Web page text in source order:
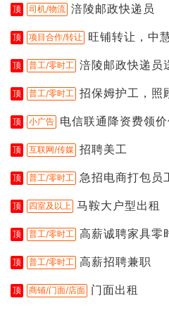
顶 司机/物流 涪陵邮政快递员
顶 项目合作/转让 旺铺转让，中
顶 普工/零时工 涪陵邮政快递员
顶 普工/零时工 招保姆护工，照
顶 小广告 电信联通降资费领
顶 互联网/传媒 招聘美工
顶 普工/零时工 急招电商打包员
顶 四室及以上 马鞍大户型出租
顶 普工/零时工 高薪诚聘家具零
顶 普工/零时工 高薪招聘兼职
顶 商铺/门面/店面 门面出租